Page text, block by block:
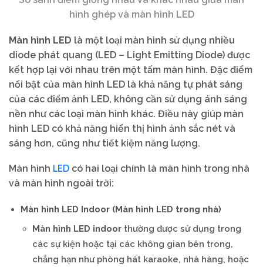
hình ghép và màn hình LED
Màn hình LED là một loại màn hình sử dụng nhiều
diode phát quang (LED – Light Emitting Diode) được
kết hợp lại với nhau trên một tấm màn hình. Đặc điểm
nổi bật của màn hình LED là khả năng tự phát sáng
của các điểm ảnh LED, không cần sử dụng ánh sáng
nền như các loại màn hình khác. Điều này giúp màn
hình LED có khả năng hiển thị hình ảnh sắc nét và
sáng hơn, cũng như tiết kiệm năng lượng.
Màn hình LED có hai loại chính là màn hình trong nhà
và màn hình ngoài trời:
Màn hình LED Indoor (Màn hình LED trong nhà)
Màn hình LED indoor thường được sử dụng trong
các sự kiện hoặc tại các không gian bên trong,
chẳng hạn như phòng hát karaoke, nhà hàng, hoặc